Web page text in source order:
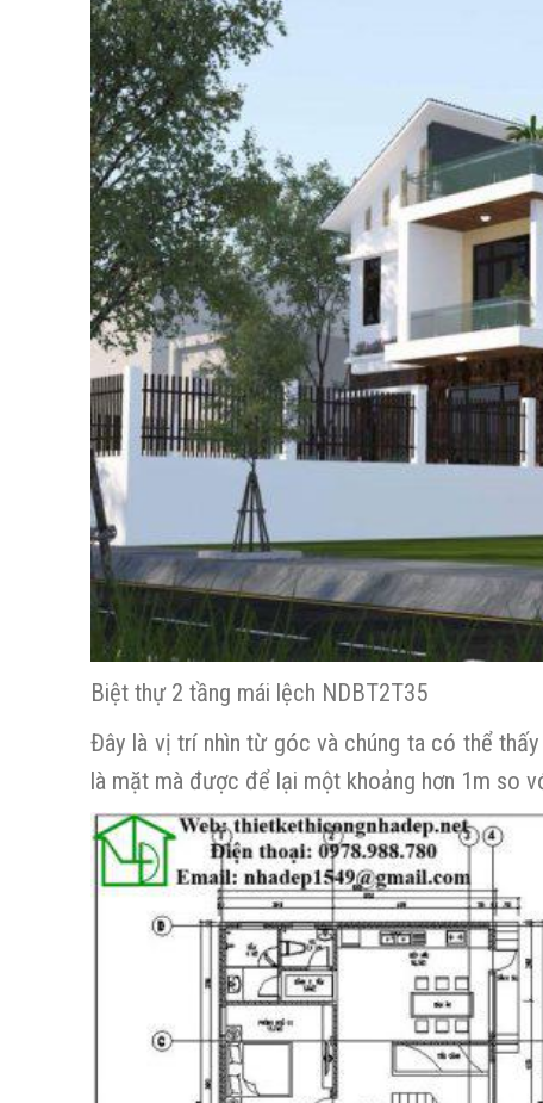
Biệt thự 2 tầng mái lệch NDBT2T35
Đây là vị trí nhìn từ góc và chúng ta có thể
là mặt mà được để lại một khoảng hơn 1m so